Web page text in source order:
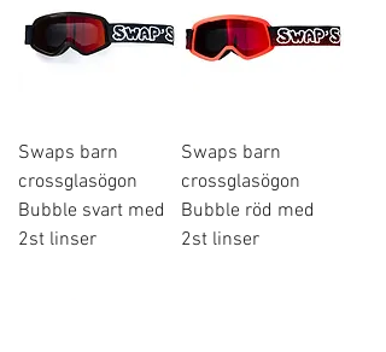
Swaps barn
crossglasögon
Bubble svart med
2st linser
Swaps barn
crossglasögon
Bubble röd med
2st linser